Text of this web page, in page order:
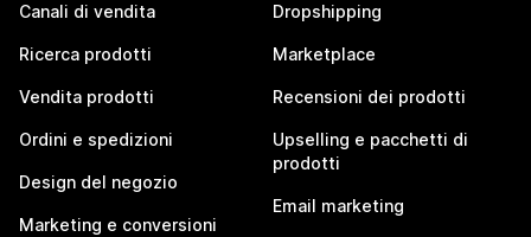
Canali di vendita
Ricerca prodotti
Vendita prodotti
Ordini e spedizioni
Design del negozio
Marketing e conversioni
Dropshipping
Marketplace
Recensioni dei prodotti
Upselling e pacchetti di
prodotti
Email marketing